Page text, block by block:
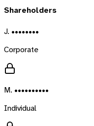
Shareholders
J. ••••••••
Corporate
M. ••••••••••
Individual